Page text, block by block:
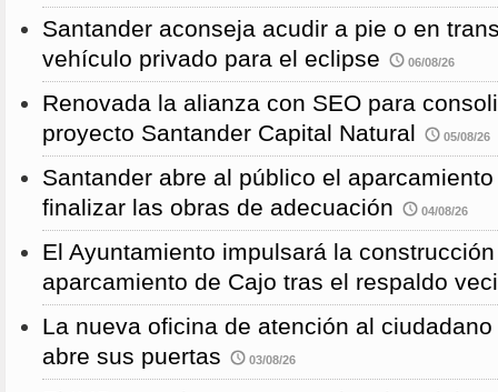
Santander aconseja acudir a pie o en
vehículo privado para el eclipse
06/08/26
Renovada la alianza con SEO para
proyecto Santander Capital Natural
05/08/26
Santander abre al público el
finalizar las obras de adecuación
04/08/26
El Ayuntamiento impulsará la
aparcamiento de Cajo tras el respaldo
La nueva oficina de atención al
abre sus puertas
03/08/26